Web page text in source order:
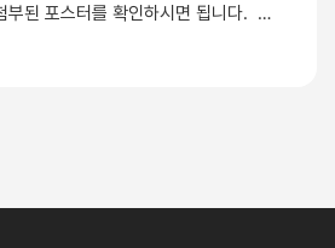
된 포스터를 확인하시면 됩니다. ▶
원 입원 고령층을 대상으로 한 코로